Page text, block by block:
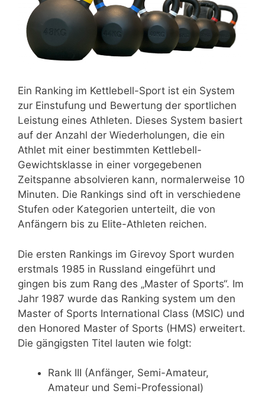
Ein Ranking im Kettlebell-Sport ist ein System
zur Einstufung und Bewertung der sportlichen
Leistung eines Athleten. Dieses System basiert
auf der Anzahl der Wiederholungen, die ein
Athlet mit einer bestimmten Kettlebell-
Gewichtsklasse in einer vorgegebenen
Zeitspanne absolvieren kann, normalerweise 10
Minuten. Die Rankings sind oft in verschiedene
Stufen oder Kategorien unterteilt, die von
Anfängern bis zu Elite-Athleten reichen.
Die ersten Rankings im Girevoy Sport wurden
erstmals 1985 in Russland eingeführt und
gingen bis zum Rang des „Master of Sports“. Im
Jahr 1987 wurde das Ranking system um den
Master of Sports International Class (MSIC) und
den Honored Master of Sports (HMS) erweitert.
Die gängigsten Titel lauten wie folgt:
Rank III (Anfänger, Semi-Amateur,
Amateur und Semi-Professional)